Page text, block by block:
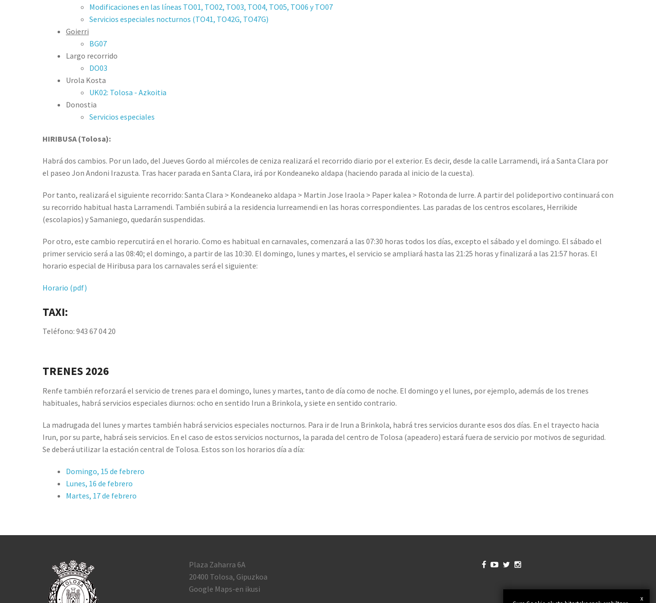
Modificaciones en las líneas TO01, TO02, TO03, TO04, TO05, TO06 y TO07
Servicios especiales nocturnos (TO41, TO42G, TO47G)
Goierri
BG07
Largo recorrido
DO03
Urola Kosta
UK02: Tolosa - Azkoitia
Donostia
Servicios especiales
HIRIBUSA (Tolosa):
Habrá dos cambios. Por un lado, del Jueves Gordo al miércoles de ceniza realizará el recorrido diario por el exterior. Es decir, desde la calle Larramendi, irá a Santa Clara por
el paseo Jon Andoni Irazusta. Tras hacer parada en Santa Clara, irá por Kondeaneko aldapa (haciendo parada al inicio de la cuesta).
Por tanto, realizará el siguiente recorrido: Santa Clara > Kondeaneko aldapa > Martin Jose Iraola > Paper kalea > Rotonda de Iurre. A partir del polideportivo continuará con
su recorrido habitual hasta Larramendi. También subirá a la residencia Iurreamendi en las horas correspondientes. Las paradas de los centros escolares, Herrikide
(escolapios) y Samaniego, quedarán suspendidas.
Por otro, este cambio repercutirá en el horario. Como es habitual en carnavales, comenzará a las 07:30 horas todos los días, excepto el sábado y el domingo. El sábado el
primer servicio será a las 08:40; el domingo, a partir de las 10:30. El domingo, lunes y martes, el servicio se ampliará hasta las 21:25 horas y finalizará a las 21:57 horas. El
horario especial de Hiribusa para los carnavales será el siguiente:
Horario (pdf)
TAXI:
Teléfono: 943 67 04 20
TRENES 2026
Renfe también reforzará el servicio de trenes para el domingo, lunes y martes, tanto de día como de noche. El domingo y el lunes, por ejemplo, además de los trenes
habituales, habrá servicios especiales diurnos: ocho en sentido Irun a Brinkola, y siete en sentido contrario.
La madrugada del lunes y martes también habrá servicios especiales nocturnos. Para ir de Irun a Brinkola, habrá tres servicios durante esos dos días. En el trayecto hacia
Irun, por su parte, habrá seis servicios. En el caso de estos servicios nocturnos, la parada del centro de Tolosa (apeadero) estará fuera de servicio por motivos de seguridad.
Se deberá utilizar la estación central de Tolosa. Estos son los horarios día a día:
Domingo, 15 de febrero
Lunes, 16 de febrero
Martes, 17 de febrero
x
Plaza Zaharra 6A
20400 Tolosa, Gipuzkoa
Google Maps-en ikusi
   